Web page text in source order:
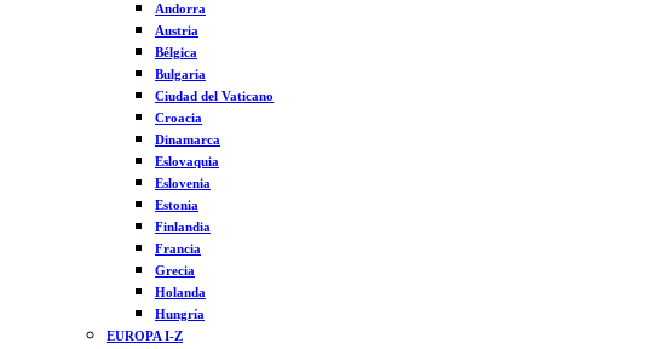
Andorra
Austria
Bélgica
Bulgaria
Ciudad del Vaticano
Croacia
Dinamarca
Eslovaquia
Eslovenia
Estonia
Finlandia
Francia
Grecia
Holanda
Hungría
EUROPA I-Z